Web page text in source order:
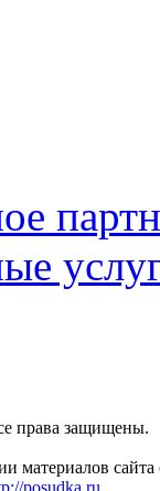
права защищены.
материалов сайта